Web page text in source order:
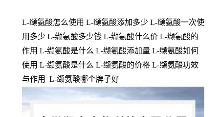
L-缬氨酸怎么使用 L-缬氨酸添加多少 L-缬氨酸一次使
用多少 L-缬氨酸多少钱 L-缬氨酸什么价 L-缬氨酸的
作用 L-缬氨酸是什么 L-缬氨酸添加量 L-缬氨酸如何
使用 L-缬氨酸是什么 L-缬氨酸的价格 L-缬氨酸功效
与作用 L-缬氨酸哪个牌子好